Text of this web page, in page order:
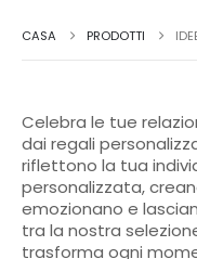
CASA PRODOTTI
Celebra le tue
dai regali
riflettono la tua
personalizzata,
emozionano e
tra la nostra
trasforma ogni